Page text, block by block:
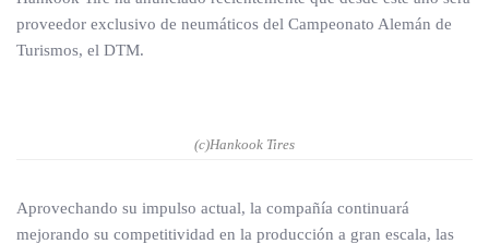
proveedor exclusivo de neumáticos del Campeonato Alemán de
Turismos, el DTM.
(c)Hankook Tires
Aprovechando su impulso actual, la compañía continuará
mejorando su competitividad en la producción a gran escala, las